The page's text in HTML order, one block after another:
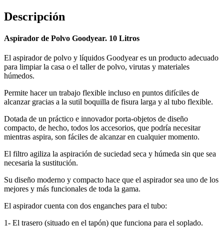
Descripción
Aspirador de Polvo Goodyear. 10 Litros
El aspirador de polvo y líquidos Goodyear es un producto adecuado
para limpiar la casa o el taller de polvo, virutas y materiales
húmedos.
Permite hacer un trabajo flexible incluso en puntos difíciles de
alcanzar gracias a la sutil boquilla de fisura larga y al tubo flexible.
Dotada de un práctico e innovador porta-objetos de diseño
compacto, de hecho, todos los accesorios, que podría necesitar
mientras aspira, son fáciles de alcanzar en cualquier momento.
El filtro agiliza la aspiración de suciedad seca y húmeda sin que sea
necesaria la sustitución.
Su diseño moderno y compacto hace que el aspirador sea uno de los
mejores y más funcionales de toda la gama.
El aspirador cuenta con dos enganches para el tubo:
1- El trasero (situado en el tapón) que funciona para el soplado.